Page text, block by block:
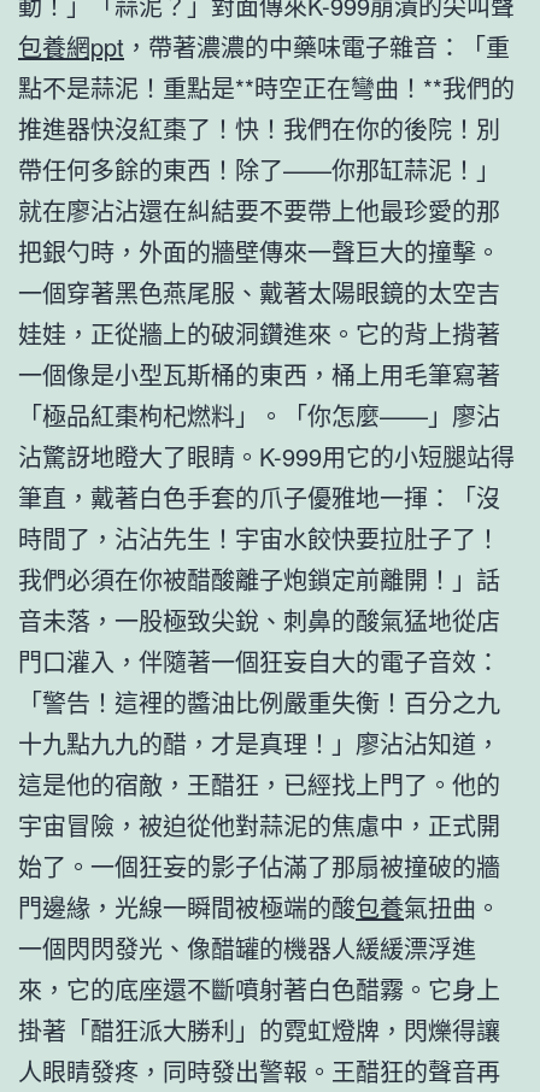
包養網ppt ，帶著濃濃的中藥味電子雜音：「重
點不是蒜泥！重點是**時空正在彎曲！**我們的
推進器快沒紅棗了！快！我們在你的後院！別
帶任何多餘的東西！除了——你那缸蒜泥！」
就在廖沾沾還在糾結要不要帶上他最珍愛的那
把銀勺時，外面的牆壁傳來一聲巨大的撞擊。
一個穿著黑色燕尾服、戴著太陽眼鏡的太空吉
娃娃，正從牆上的破洞鑽進來。它的背上揹著
一個像是小型瓦斯桶的東西，桶上用毛筆寫著
「極品紅棗枸杞燃料」。「你怎麼——」廖沾
沾驚訝地瞪大了眼睛。K-999用它的小短腿站得
筆直，戴著白色手套的爪子優雅地一揮：「沒
時間了，沾沾先生！宇宙水餃快要拉肚子了！
我們必須在你被醋酸離子炮鎖定前離開！」話
音未落，一股極致尖銳、刺鼻的酸氣猛地從店
門口灌入，伴隨著一個狂妄自大的電子音效：
「警告！這裡的醬油比例嚴重失衡！百分之九
十九點九九的醋，才是真理！」廖沾沾知道，
這是他的宿敵，王醋狂，已經找上門了。他的
宇宙冒險，被迫從他對蒜泥的焦慮中，正式開
始了。一個狂妄的影子佔滿了那扇被撞破的牆
門邊緣，光線一瞬間被極端的酸包養氣扭曲。
一個閃閃發光、像醋罐的機器人緩緩漂浮進
來，它的底座還不斷噴射著白色醋霧。它身上
掛著「醋狂派大勝利」的霓虹燈牌，閃爍得讓
人眼睛發疼，同時發出警報。王醋狂的聲音再